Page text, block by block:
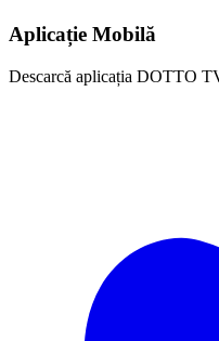
Aplicație Mobilă
Descarcă aplicația DOTTO